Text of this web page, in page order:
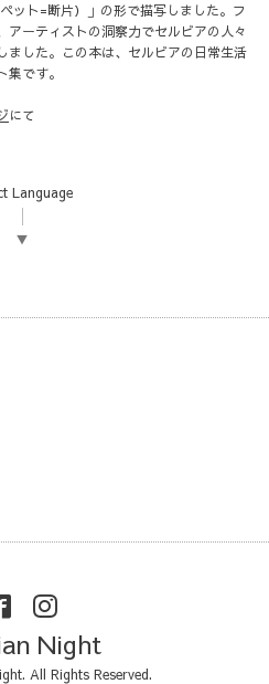
ット=断片）」の形で描写しました。フ
アーティストの洞察力でセルビアの人々
ました。この本は、セルビアの日常生活
です。
にて
Language
▼
Night
. All Rights Reserved.